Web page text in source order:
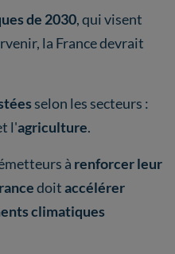
de 2030, qui visent
la France devrait
selon les secteurs :
l'agriculture.
à renforcer leur
doitaccélérer
climatiques